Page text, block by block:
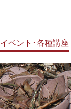
イベント･各種講座